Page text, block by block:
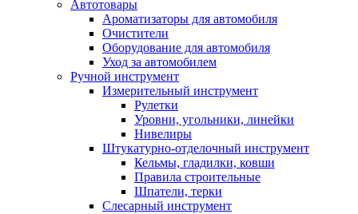
Автотовары
Ароматизаторы для автомобиля
Очистители
Оборудование для автомобиля
Уход за автомобилем
Ручной инструмент
Измерительный инструмент
Рулетки
Уровни, угольники, линейки
Нивелиры
Штукатурно-отделочный инструмент
Кельмы, гладилки, ковши
Правила строительные
Шпатели, терки
Слесарный инструмент